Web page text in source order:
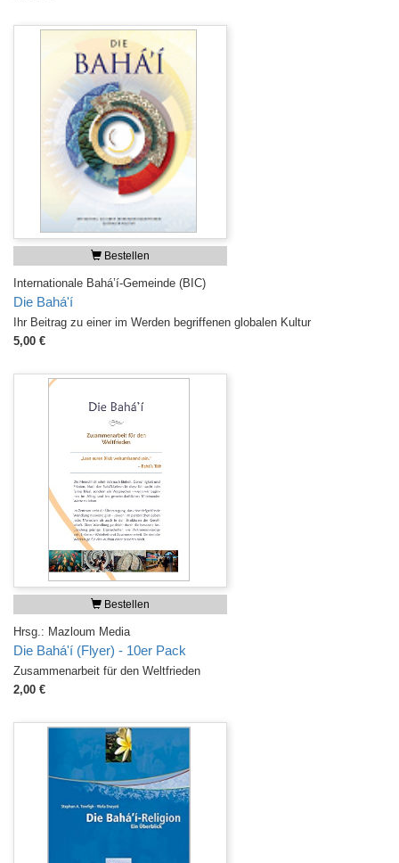
Bestellen
Internationale Bahá’í-Gemeinde (BIC)
Die Bahá'í
Ihr Beitrag zu einer im Werden begriffenen globalen Kultur
5,00 €
Bestellen
Hrsg.: Mazloum Media
Die Bahá'í (Flyer) - 10er Pack
Zusammenarbeit für den Weltfrieden
2,00 €